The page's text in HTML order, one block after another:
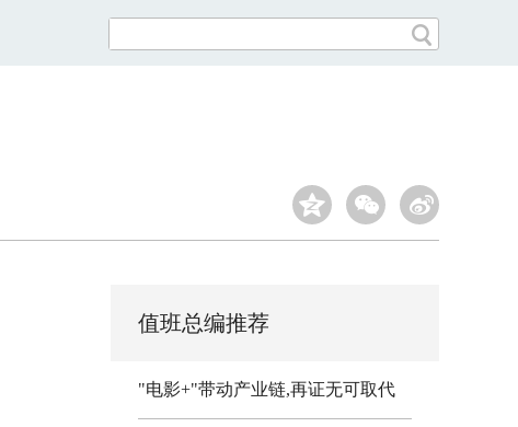
值班总编推荐
"电影+"带动产业链,再证无可取代